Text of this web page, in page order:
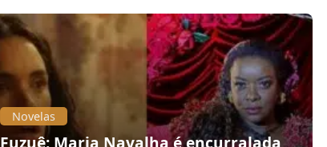
Novelas
Fuzuê: Maria Navalha é encurralada